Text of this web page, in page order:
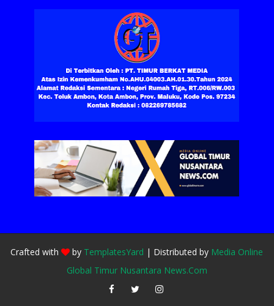
Crafted with by TemplatesYard | Distributed by Media Online
Global Timur Nusantara News.Com